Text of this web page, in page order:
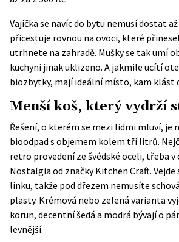
Vajíčka se navíc do bytu nemusí dostat
přicestuje rovnou na ovoci, které
utrhnete na zahradě. Mušky se tak umí
kuchyni jinak uklizeno. A jakmile ucítí
biozbytky, mají ideální místo, kam klást
Menší koš, který vydrží
Řešení, o kterém se mezi lidmi mluví, je
bioodpad s objemem kolem tří litrů.
retro provedení ze švédské oceli, třeba
Nostalgia od značky Kitchen Craft. Vejde
linku, takže pod dřezem nemusíte
plasty. Krémová nebo zelená varianta
korun, decentní šedá a modrá bývají o
levnější.